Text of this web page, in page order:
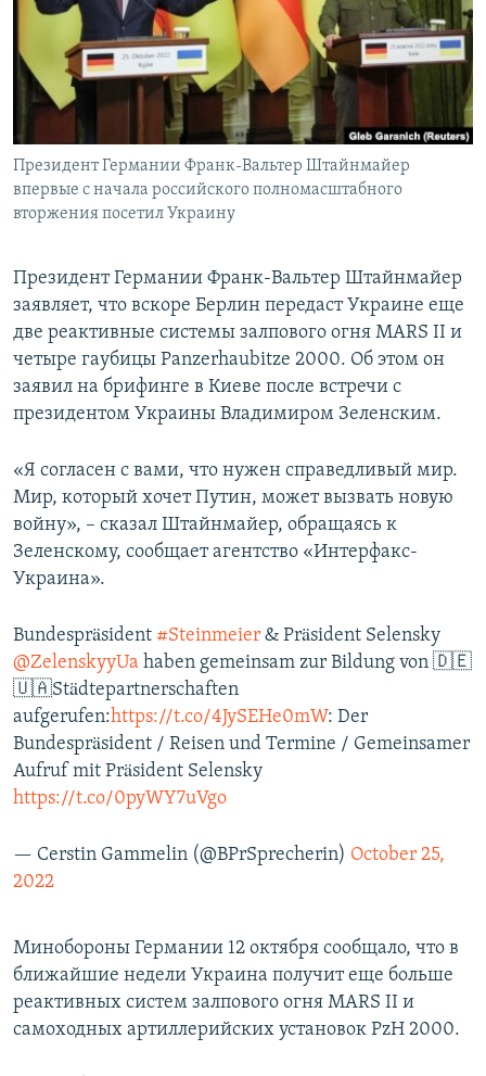
ПОБЕДИТЕЛЕЙ НЕ СУДЯТ?
КРЫМ.НЕПОКОРЕННЫЙ
ELIFBE
УКРАИНСКАЯ ПРОБЛЕМА КРЫМА
ПРИСОЕДИНЯЙТЕСЬ!
Все сайты RFE/RL
Президент Германии Франк-Вальтер Штайнмайер
впервые с начала российского полномасштабного
вторжения посетил Украину
Президент Германии Франк-Вальтер Штайнмайер
заявляет, что вскоре Берлин передаст Украине еще
две реактивные системы залпового огня MARS II и
четыре гаубицы Panzerhaubitze 2000. Об этом он
заявил на брифинге в Киеве после встречи с
президентом Украины Владимиром Зеленским.
«Я согласен с вами, что нужен справедливый мир.
Мир, который хочет Путин, может вызвать новую
войну», – сказал Штайнмайер, обращаясь к
Зеленскому, сообщает агентство «Интерфакс-
Украина».
Bundespräsident #Steinmeier & Präsident Selensky
@ZelenskyyUa ⁩ haben gemeinsam zur Bildung von 🇩🇪
🇺🇦Städtepartnerschaften
aufgerufen:https://t.co/4JySEHe0mW: Der
Bundespräsident / Reisen und Termine / Gemeinsamer
Aufruf mit Präsident Selensky
https://t.co/0pyWY7uVgo
— Cerstin Gammelin (@BPrSprecherin) October 25,
2022
Минобороны Германии 12 октября сообщало, что в
ближайшие недели Украина получит еще больше
реактивных систем залпового огня MARS II и
самоходных артиллерийских установок PzH 2000.